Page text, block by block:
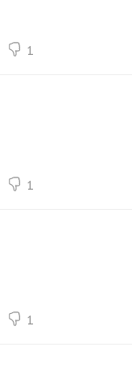
1
1
1